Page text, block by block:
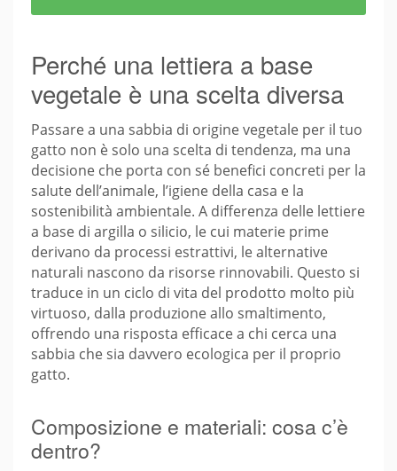
Perché una lettiera a base
vegetale è una scelta diversa
Passare a una sabbia di origine vegetale per il tuo
gatto non è solo una scelta di tendenza, ma una
decisione che porta con sé benefici concreti per la
salute dell’animale, l’igiene della casa e la
sostenibilità ambientale. A differenza delle lettiere
a base di argilla o silicio, le cui materie prime
derivano da processi estrattivi, le alternative
naturali nascono da risorse rinnovabili. Questo si
traduce in un ciclo di vita del prodotto molto più
virtuoso, dalla produzione allo smaltimento,
offrendo una risposta efficace a chi cerca una
sabbia che sia davvero ecologica per il proprio
gatto.
Composizione e materiali: cosa c’è
dentro?